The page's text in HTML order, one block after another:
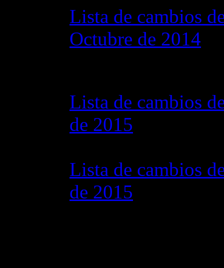
Lista de cambios
Octubre de 2014
Lista de cambios
de 2015
Lista de cambios
de 2015